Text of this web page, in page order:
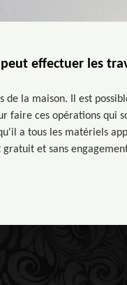
effectuer les
de la maison. Il est
faire ces opérations qui
a tous les matériels
et sans